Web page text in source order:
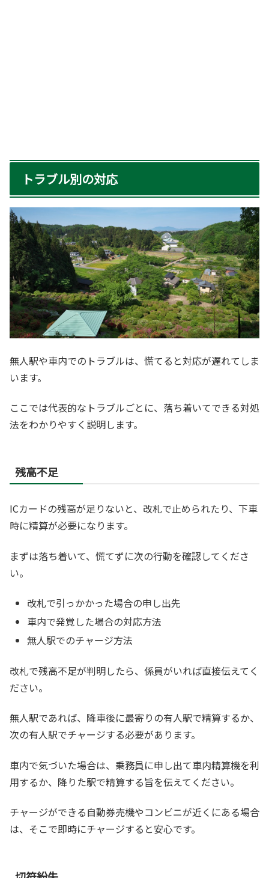
トラブル別の対応
無人駅や車内でのトラブルは、慌てると対応が遅れてしま
います。
ここでは代表的なトラブルごとに、落ち着いてできる対処
法をわかりやすく説明します。
残高不足
ICカードの残高が足りないと、改札で止められたり、下車
時に精算が必要になります。
まずは落ち着いて、慌てずに次の行動を確認してくださ
い。
改札で引っかかった場合の申し出先
車内で発覚した場合の対応方法
無人駅でのチャージ方法
改札で残高不足が判明したら、係員がいれば直接伝えてく
ださい。
無人駅であれば、降車後に最寄りの有人駅で精算するか、
次の有人駅でチャージする必要があります。
車内で気づいた場合は、乗務員に申し出て車内精算機を利
用するか、降りた駅で精算する旨を伝えてください。
チャージができる自動券売機やコンビニが近くにある場合
は、そこで即時にチャージすると安心です。